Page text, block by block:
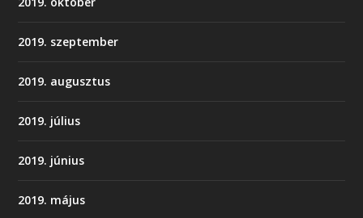
2019. szeptember
2019. augusztus
2019. július
2019. június
2019. május